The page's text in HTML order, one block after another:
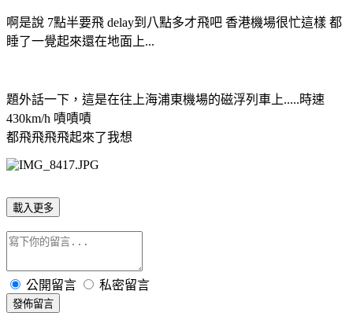
啊是說 7點半要飛 delay到八點多才飛吧 香港機場很忙這樣 都
睡了一覺起來還在地面上...
題外話一下，這是在往上海浦東機場的磁浮列車上.....時速
430km/h 嘖嘖嘖
都飛飛飛飛起來了我想
載入更多
公開留言 私密留言
發佈留言